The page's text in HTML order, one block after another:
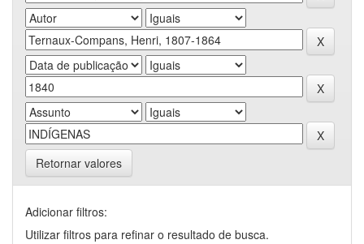
Retornar valores
Adicionar filtros:
Utilizar filtros para refinar o resultado de busca.